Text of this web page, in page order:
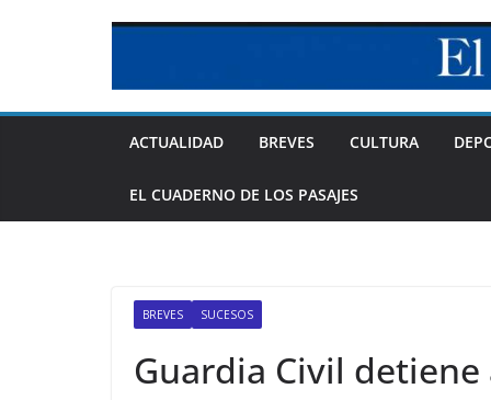
ACTUALIDAD BREVES CULTURA
EL CUADERNO DE LOS PASAJES
BREVES SUCESOS
Guardia Civil